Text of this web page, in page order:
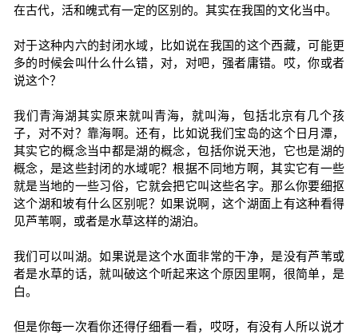
在古代，活和魄式有一定的区别的。其实在我国的文化当中。
对于这种内六的封闭水域，比如说在我国的这个西藏，可能更
多的时候会叫什么什么错，对，对吧，强者庸错。哎，你或者
说这个？
我们青海湖其实原来就叫青海，就叫海，包括北京有几个孩
子，对不对？靠海啊。还有，比如说我们宝岛的这个日月潭，
其实它的概念当中都是湖的概念，包括你说天池，它也是湖的
概念，是这些封闭的水域呢？根据不同地方啊，其实它有一些
就是当地的一些习俗，它就会把它叫这些名字。那么你要细抠
这个湖和坡有什么区别呢？如果说啊，这个湖面上有这种看得
见芦苇啊，或者是水草这样的湖泊。
我们可以叫湖。如果说是这个水面非常的干净，是没有芦苇或
者是水草的话，就叫破这个听起来这个原因里啊，很简单，是
白。
但是你每一次看你还得仔细看一看，哎呀，有没有人所以说才